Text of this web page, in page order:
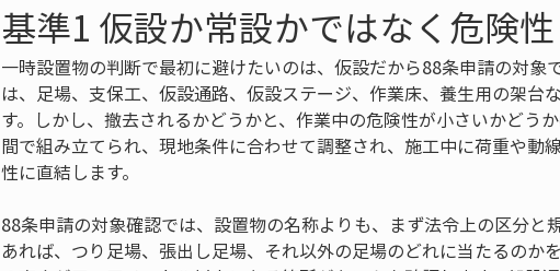
基準1 仮設か常設かではなく危険
一時設置物の判断で最初に避けたいのは、仮設だから88条申請の対象
は、足場、支保工、仮設通路、仮設ステージ、作業床、養生用の架台
す。しかし、撤去されるかどうかと、作業中の危険性が小さいかどう
間で組み立てられ、現地条件に合わせて調整され、施工中に荷重や動
性に直結します。
88条申請の対象確認では、設置物の名称よりも、まず法令上の区分と
あれば、つり足場、張出し足場、それ以外の足場のどれに当たるのか